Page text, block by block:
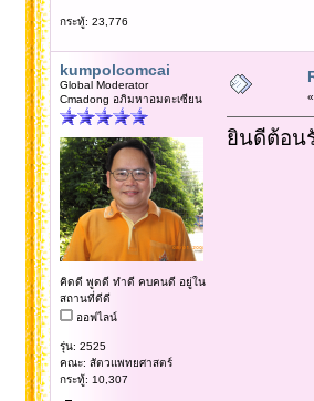
กระทู้: 23,776
kumpolcomcai
Global Moderator
Cmadong อภิมหาอมตะเซียน
คิดดี พูดดี ทำดี คบคนดี อยู่ใน
สถานที่ดีดี
ออฟไลน์
รุ่น: 2525
คณะ: สัตวแพทยศาสตร์
กระทู้: 10,307
«
ยินดีต้อน